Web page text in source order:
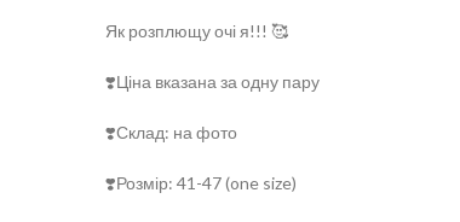
Як розплющу очі я!!! 🥰
❣️Ціна вказана за одну пару
❣️Склад: на фото
❣️Розмір: 41-47 (one size)